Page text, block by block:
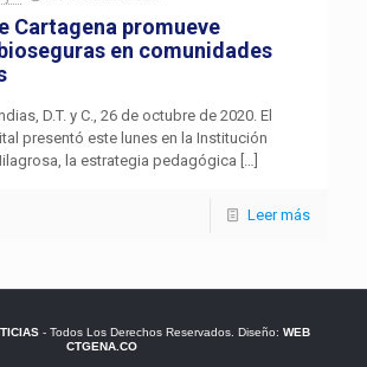
Cartagena promueve
en comunidades
D.T. y C., 26 de octubre de 2020. El
presentó este lunes en la Institución
la estrategia pedagógica […]
Leer más
- Todos Los Derechos Reservados. Diseño: WEB
CTGENA.CO